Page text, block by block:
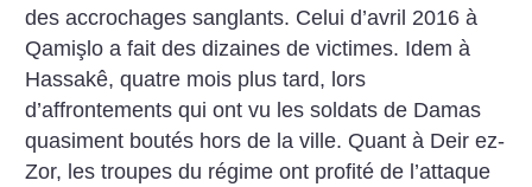
des accrochages sanglants. Celui d’avril 2016 à
Qamişlo a fait des dizaines de victimes. Idem à
Hassakê, quatre mois plus tard, lors
d’affrontements qui ont vu les soldats de Damas
quasiment boutés hors de la ville. Quant à Deir ez-
Zor, les troupes du régime ont profité de l’attaque